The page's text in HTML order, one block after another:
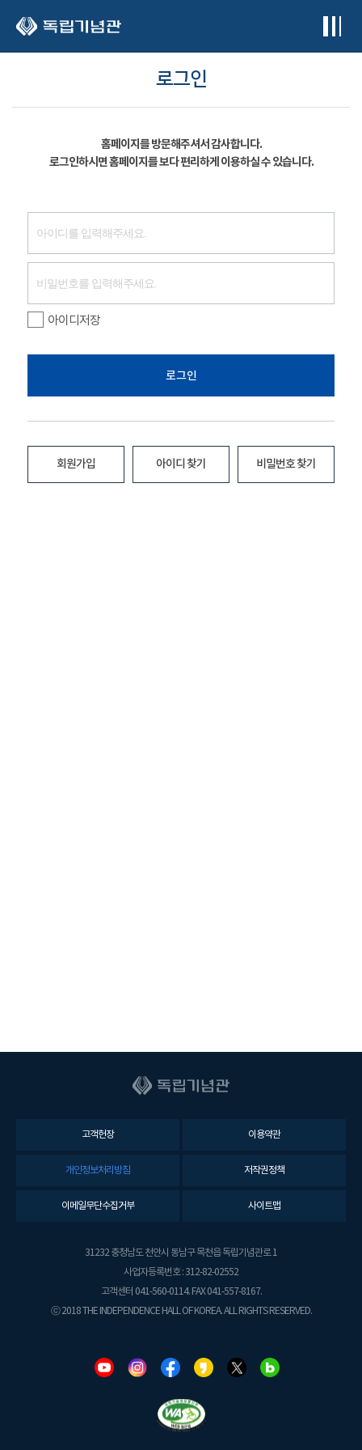
로그인
홈페이지를 방문해주셔서 감사합니다.
로그인하시면 홈페이지를 보다 편리하게 이용하실 수 있습니다.
아이디저장
로그인
회원가입 아이디 찾기 비밀번호 찾기
고객헌장 이용약관
개인정보처리방침 저작권정책
이메일무단수집거부 사이트맵
31232 충청남도 천안시 동남구 목천읍 독립기념관로 1
사업자등록번호 : 312-82-02552
고객센터 041-560-0114. FAX 041-557-8167.
ⓒ 2018 THE INDEPENDENCE HALL OF KOREA. ALL RIGHTS RESERVED.